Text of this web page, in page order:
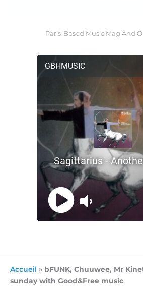
Paris-Based Music Mag And
Accueil » bFUNK, Chuuwee, Mr
sunday with Good&Free music